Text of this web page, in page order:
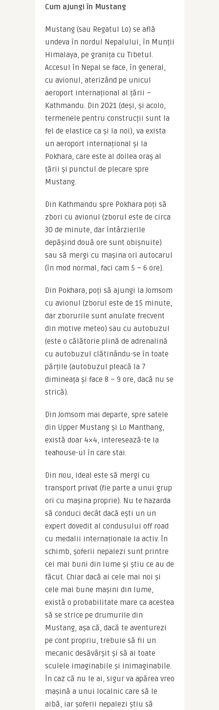
Cum ajungi în Mustang
Mustang (sau Regatul Lo) se află
undeva în nordul Nepalului, în Munții
Himalaya, pe granița cu Tibetul.
Accesul în Nepal se face, în general,
cu avionul, aterizând pe unicul
aeroport internațional al țării –
Kathmandu. Din 2021 (deși, și acolo,
termenele pentru construcții sunt la
fel de elastice ca și la noi), va exista
un aeroport internațional și la
Pokhara, care este al doilea oraș al
țării și punctul de plecare spre
Mustang.
Din Kathmandu spre Pokhara poți să
zbori cu avionul (zborul este de circa
30 de minute, dar întârzierile
depășind două ore sunt obișnuite)
sau să mergi cu mașina ori autocarul
(în mod normal, faci cam 5 – 6 ore).
Din Pokhara, poți să ajungi la Jomsom
cu avionul (zborul este de 15 minute,
dar zborurile sunt anulate frecvent
din motive meteo) sau cu autobuzul
(este o călătorie plină de adrenalină
cu autobuzul clătinându-se în toate
părțile (autobuzul pleacă la 7
dimineața și face 8 – 9 ore, dacă nu se
strică).
Din Jomsom mai departe, spre satele
din Upper Mustang și Lo Manthang,
există doar 4×4, interesează-te la
teahouse-ul în care stai.
Din nou, ideal este să mergi cu
transport privat (fie parte a unui grup
ori cu mașina proprie). Nu te hazarda
să conduci decât dacă ești un un
expert dovedit al condusului off road
cu medalii internaționale la activ. În
schimb, șoferii nepalezi sunt printre
cei mai buni din lume și știu ce au de
făcut. Chiar dacă ai cele mai noi și
cele mai bune mașini din lume,
există o probabilitate mare ca acestea
să se strice pe drumurile din
Mustang, așa că, dacă te aventurezi
pe cont propriu, trebuie să fii un
mecanic desăvârșit și să ai toate
sculele imaginabile și inimaginabile.
În caz că nu le ai, sigur va apărea vreo
mașină a unui localnic care să le
aibă, iar șoferii nepalezi știu să